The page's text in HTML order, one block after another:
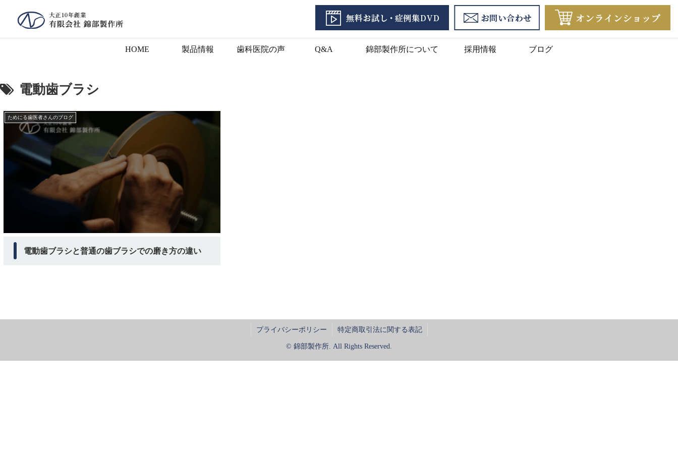
HOME 製品情報 歯科医院の声 Q&A 錦部製作所について 採用情報 ブログ
電動歯ブラシ
ためにる歯医者さんのブログ
電動歯ブラシと普通の歯ブラシでの磨き方の違い
プライバシーポリシー 特定商取引法に関する表記
© 錦部製作所. All Rights Reserved.